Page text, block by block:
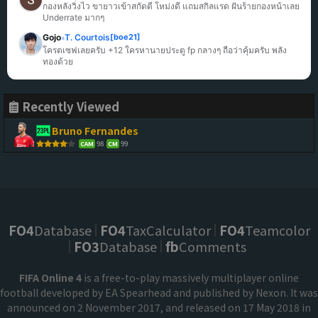
กองหลังวิ่งไว ขายาวเข้าสกัดดี โหม่งดี แถมสกิลแรด ฝันร้ายกองหน้าเลย
Underrate มากๆ
Gojo»T. Courtois[boe21]
โครตเซฟเลยครับ +12 ใครหานายประตู fp กลางๆ ถือว่าคุ้มครับ พลัง
ทองด้วย
Recently Viewed
Bruno Fernandes
CAM 98 CM 99
FO4Database FO4TaxCalculator FO4Teamcolor
FO3Database fbComments
FIFA Online 4 is a free-to-play massively multiplayer online
football developed by EA Spearhead and published by Nexon. It was
announced on 2 November 2017, and released on 17 May 2018 in